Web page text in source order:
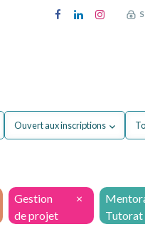
Ouvert aux inscriptions
Gestion
de projet
×
Tutorat